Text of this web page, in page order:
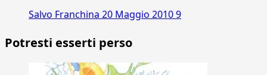
Salvo Franchina 20 Maggio 20109
Potresti esserti perso